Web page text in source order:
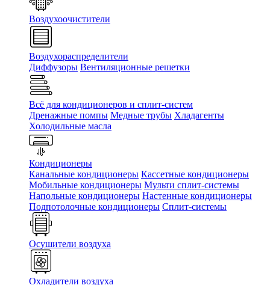
Воздухоочистители
Воздухораспределители
Диффузоры Вентиляционные решетки
Всё для кондиционеров и сплит-систем
Дренажные помпы Медные трубы Хладагенты
Холодильные масла
Кондиционеры
Канальные кондиционеры Кассетные кондиционеры
Мобильные кондиционеры Мульти сплит-системы
Напольные кондиционеры Настенные кондиционеры
Подпотолочные кондиционеры Сплит-системы
Осушители воздуха
Охладители воздуха